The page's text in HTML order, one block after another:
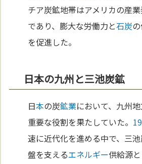
チア炭鉱地帯はアメリカの産
であり、膨大な労働力と石炭
を促進した。
日本の九州と三池炭鉱
日本の炭鉱業において、九州
重要な役割を果たしていた。
速に近代化を進める中で、三
盤を支えるエネルギー供給源